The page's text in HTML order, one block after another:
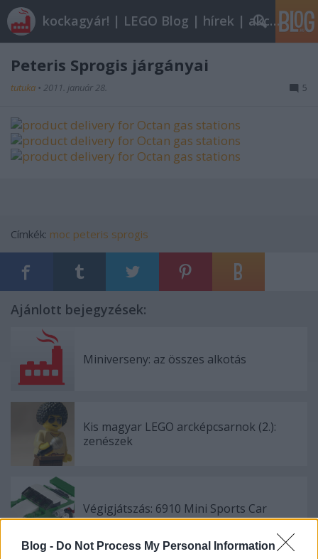
Blog - Do Not Process My Personal Information
kockagyár! | LEGO Blog | hírek | akciók |
Peteris Sprogis járgányai
tutuka • 2011. január 28. 5
Címkék: moc peteris sprogis
Ajánlott bejegyzések:
Miniverseny: az összes alkotás
Kis magyar LEGO arcképcsarnok (2.):
zenészek
Végigjátszás: 6910 Mini Sports Car